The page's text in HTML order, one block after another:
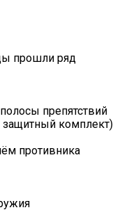
прошли ряд
препятствий
комплект)
противника